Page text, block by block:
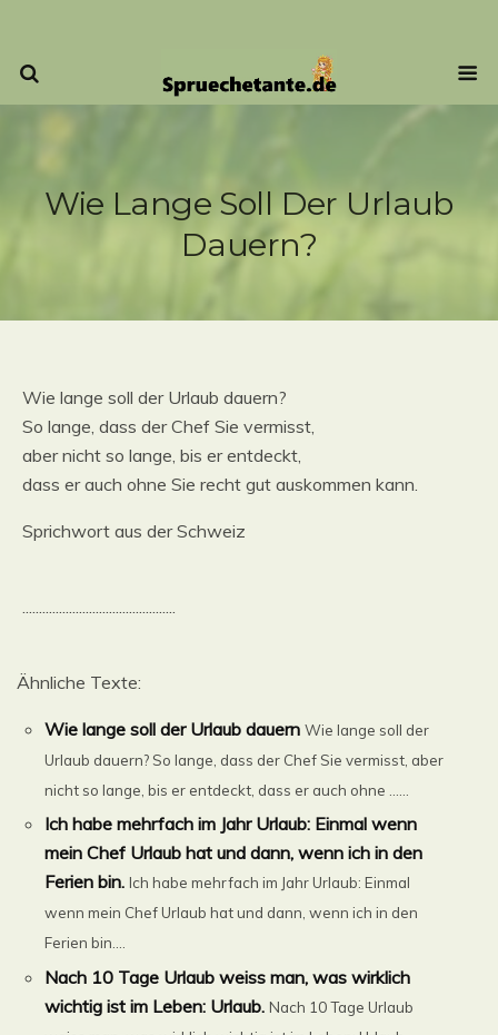
Wie Lange Soll Der Urlaub
Dauern?
Wie lange soll der Urlaub dauern?
So lange, dass der Chef Sie vermisst,
aber nicht so lange, bis er entdeckt,
dass er auch ohne Sie recht gut auskommen kann.
Sprichwort aus der Schweiz
..............................................
Ähnliche Texte:
Wie lange soll der Urlaub dauern Wie lange soll der
Urlaub dauern? So lange, dass der Chef Sie vermisst, aber
nicht so lange, bis er entdeckt, dass er auch ohne ......
Ich habe mehrfach im Jahr Urlaub: Einmal wenn
mein Chef Urlaub hat und dann, wenn ich in den
Ferien bin. Ich habe mehrfach im Jahr Urlaub: Einmal
wenn mein Chef Urlaub hat und dann, wenn ich in den
Ferien bin....
Nach 10 Tage Urlaub weiss man, was wirklich
wichtig ist im Leben: Urlaub. Nach 10 Tage Urlaub